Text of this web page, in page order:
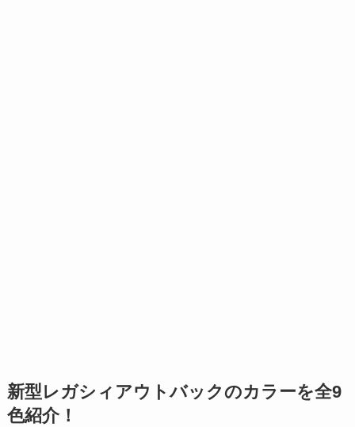
新型レガシィアウトバックのカラーを全9
色紹介！